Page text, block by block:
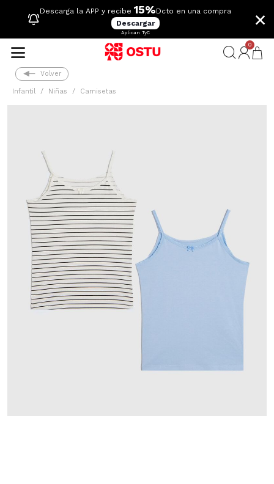
Descarga la APP y recibe 15%Dcto en una compra
Descargar
Aplican TyC
×
0
Volver
Infantil Niñas Camisetas